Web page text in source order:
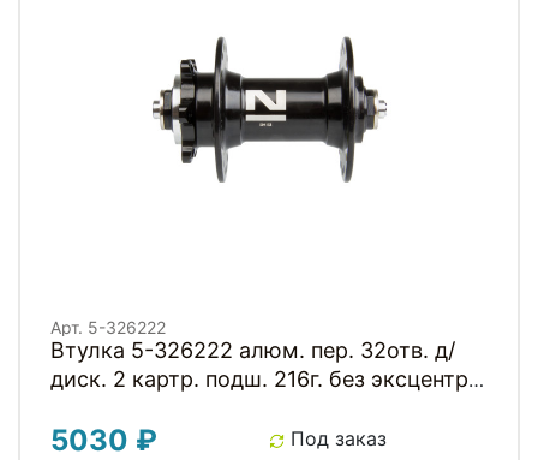
Арт. 5-326222
Втулка 5-326222 алюм. пер. 32отв. д/
диск. 2 картр. подш. 216г. без эксцентр.
5030 ₽ Под заказ